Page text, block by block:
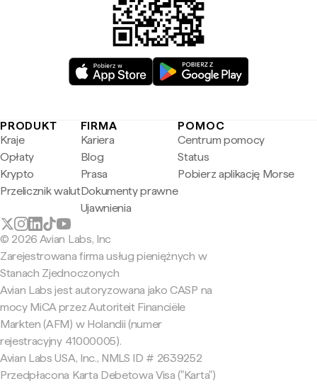
PRODUKT
Kraje
Opłaty
Krypto
Przelicznik walut
FIRMA
Kariera
Blog
Prasa
Dokumenty prawne
Ujawnienia
POMOC
Centrum pomocy
Status
Pobierz aplikację Morse
© 2026 Avian Labs, Inc
Zarejestrowana firma usług pieniężnych w
Stanach Zjednoczonych
Avian Labs jest autoryzowana jako CASP na
mocy MiCA przez Autoriteit Financiële
Markten (AFM) w Holandii (numer
rejestracyjny 41000005).
Avian Labs USA, Inc., NMLS ID # 2639252
Przedpłacona Karta Debetowa Visa ("Karta")